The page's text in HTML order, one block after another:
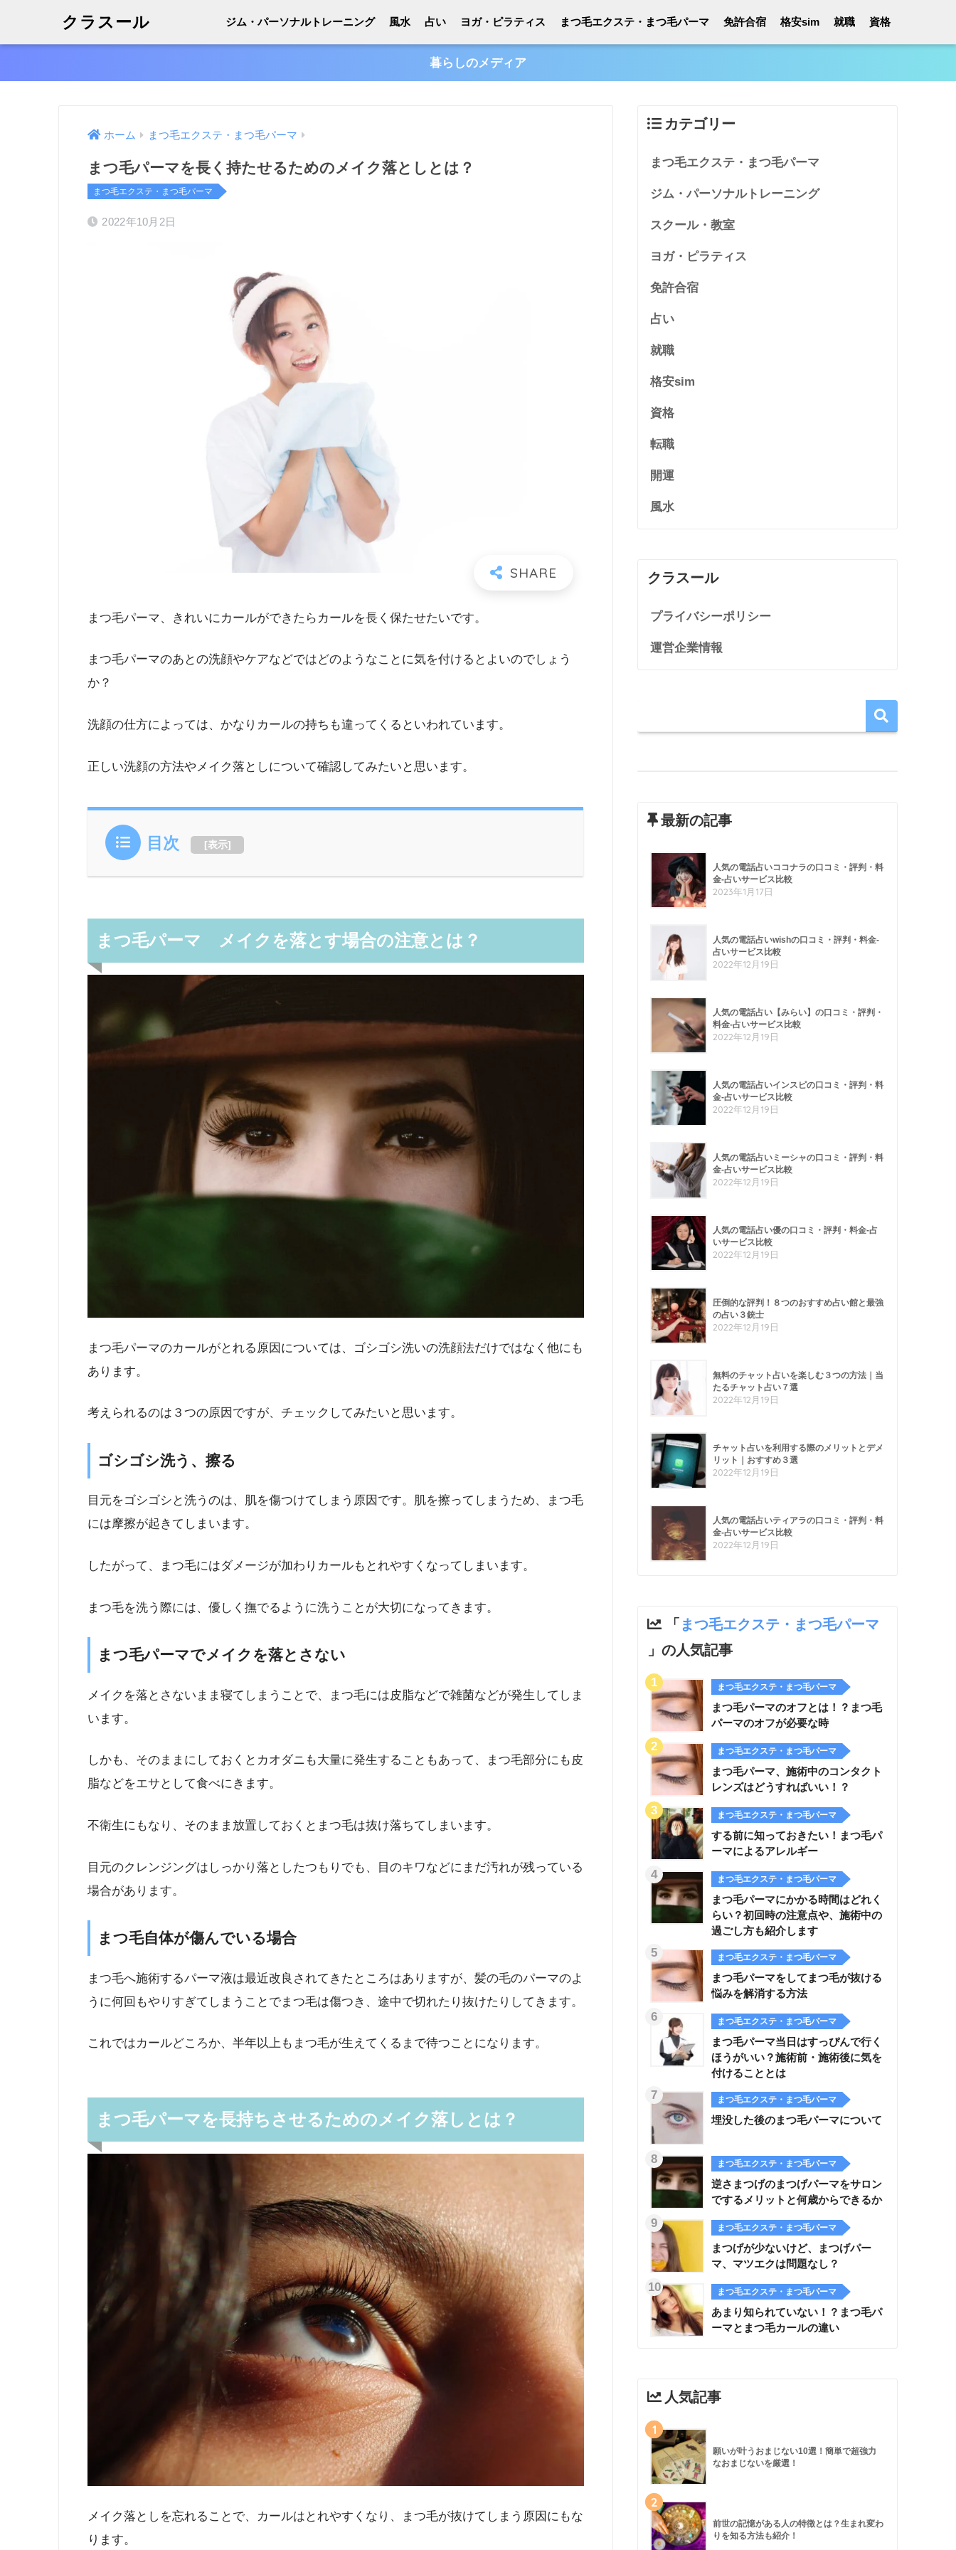
クラスール ジム・パーソナルトレーニング 風水 占い ヨガ・ピラティス まつ毛エクステ・まつ毛パーマ 免許合宿 格安sim 就職 資格
暮らしのメディア
ホーム まつ毛エクステ・まつ毛パーマ
まつ毛パーマを長く持たせるためのメイク落としとは？
まつ毛エクステ・まつ毛パーマ
2022年10月2日
まつ毛パーマ、きれいにカールができたらカールを長く保たせたいです。
まつ毛パーマのあとの洗顔やケアなどではどのようなことに気を付けるとよいのでしょう
か？
洗顔の仕方によっては、かなりカールの持ちも違ってくるといわれています。
正しい洗顔の方法やメイク落としについて確認してみたいと思います。
目次 [表示]
まつ毛パーマ メイクを落とす場合の注意とは？
まつ毛パーマのカールがとれる原因については、ゴシゴシ洗いの洗顔法だけではなく他にも
あります。
考えられるのは３つの原因ですが、チェックしてみたいと思います。
ゴシゴシ洗う、擦る
目元をゴシゴシと洗うのは、肌を傷つけてしまう原因です。肌を擦ってしまうため、まつ毛
には摩擦が起きてしまいます。
したがって、まつ毛にはダメージが加わりカールもとれやすくなってしまいます。
まつ毛を洗う際には、優しく撫でるように洗うことが大切になってきます。
まつ毛パーマでメイクを落とさない
メイクを落とさないまま寝てしまうことで、まつ毛には皮脂などで雑菌などが発生してしま
います。
しかも、そのままにしておくとカオダニも大量に発生することもあって、まつ毛部分にも皮
脂などをエサとして食べにきます。
不衛生にもなり、そのまま放置しておくとまつ毛は抜け落ちてしまいます。
目元のクレンジングはしっかり落としたつもりでも、目のキワなどにまだ汚れが残っている
場合があります。
まつ毛自体が傷んでいる場合
まつ毛へ施術するパーマ液は最近改良されてきたところはありますが、髪の毛のパーマのよ
うに何回もやりすぎてしまうことでまつ毛は傷つき、途中で切れたり抜けたりしてきます。
これではカールどころか、半年以上もまつ毛が生えてくるまで待つことになります。
まつ毛パーマを長持ちさせるためのメイク落しとは？
メイク落としを忘れることで、カールはとれやすくなり、まつ毛が抜けてしまう原因にもな
ります。
カテゴリー
まつ毛エクステ・まつ毛パーマ
ジム・パーソナルトレーニング
スクール・教室
ヨガ・ピラティス
免許合宿
占い
就職
格安sim
資格
転職
開運
風水
クラスール
プライバシーポリシー
運営企業情報
最新の記事
人気の電話占いココナラの口コミ・評判・料
金-占いサービス比較
2023年1月17日
人気の電話占いwishの口コミ・評判・料金-
占いサービス比較
2022年12月19日
人気の電話占い【みらい】の口コミ・評判・
料金-占いサービス比較
2022年12月19日
人気の電話占いインスピの口コミ・評判・料
金-占いサービス比較
2022年12月19日
人気の電話占いミーシャの口コミ・評判・料
金-占いサービス比較
2022年12月19日
人気の電話占い優の口コミ・評判・料金-占
いサービス比較
2022年12月19日
圧倒的な評判！８つのおすすめ占い館と最強
の占い３銃士
2022年12月19日
無料のチャット占いを楽しむ３つの方法｜当
たるチャット占い７選
2022年12月19日
チャット占いを利用する際のメリットとデメ
リット｜おすすめ３選
2022年12月19日
人気の電話占いティアラの口コミ・評判・料
金-占いサービス比較
2022年12月19日
「 まつ毛エクステ・まつ毛パーマ
」の人気記事
まつ毛エクステ・まつ毛パーマ
まつ毛パーマのオフとは！？まつ毛
パーマのオフが必要な時
まつ毛エクステ・まつ毛パーマ
まつ毛パーマ、施術中のコンタクト
レンズはどうすればいい！？
まつ毛エクステ・まつ毛パーマ
する前に知っておきたい！まつ毛パ
ーマによるアレルギー
まつ毛エクステ・まつ毛パーマ
まつ毛パーマにかかる時間はどれく
らい？初回時の注意点や、施術中の
過ごし方も紹介します
まつ毛エクステ・まつ毛パーマ
まつ毛パーマをしてまつ毛が抜ける
悩みを解消する方法
まつ毛エクステ・まつ毛パーマ
まつ毛パーマ当日はすっぴんで行く
ほうがいい？施術前・施術後に気を
付けることとは
まつ毛エクステ・まつ毛パーマ
埋没した後のまつ毛パーマについて
まつ毛エクステ・まつ毛パーマ
逆さまつげのまつげパーマをサロン
でするメリットと何歳からできるか
まつ毛エクステ・まつ毛パーマ
まつげが少ないけど、まつげパー
マ、マツエクは問題なし？
まつ毛エクステ・まつ毛パーマ
あまり知られていない！？まつ毛パ
ーマとまつ毛カールの違い
人気記事
1
願いが叶うおまじない10選！簡単で超強力
なおまじないを厳選！
2
前世の記憶がある人の特徴とは？生まれ変わ
りを知る方法も紹介！